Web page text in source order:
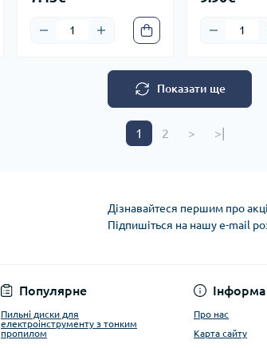
Показати ще
1 2 > >|
Дізнавайтеся першим про
Підпишіться на нашу e-mail
Популярне
Пильні диски для
електроінструменту з тонким
пропилом
Про нас
Карта сайту